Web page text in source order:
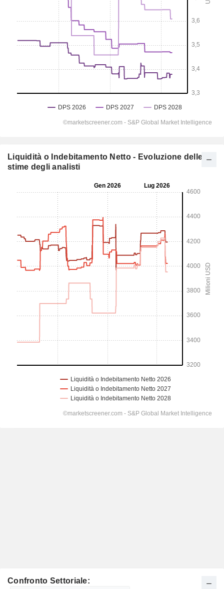
Liquidità o Indebitamento Netto - Evoluzione delle
stime degli analisti
Confronto Settoriale: